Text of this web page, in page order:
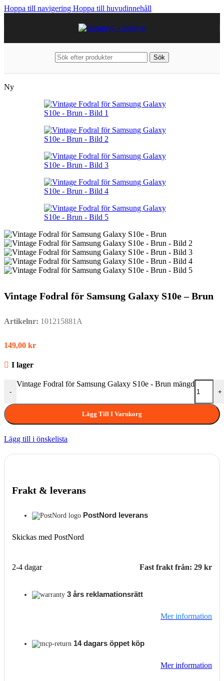
Hoppa till navigering Hoppa till huvudinnehåll
Sök
Ny
Vintage Fodral för Samsung Galaxy S10e – Brun
Artikelnr: 101215881A
149,00 kr
I lager
-
Vintage Fodral för Samsung Galaxy S10e - Brun mängd
+
Lägg Till I Varukorg
Lägg till i önskelista
Frakt & leverans
PostNord leverans
Skickas med PostNord
2-4 dagar Fast frakt från: 29 kr
3 års reklamationsrätt
Mer information
14 dagars öppet köp
Mer information